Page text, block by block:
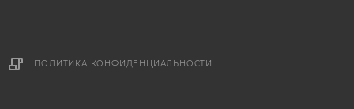
ПОЛИТИКА КОНФИДЕНЦИАЛЬНОСТИ